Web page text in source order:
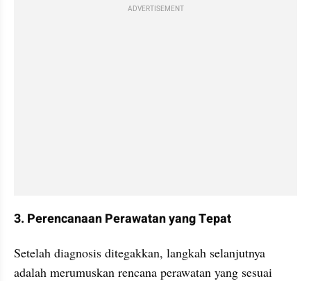
ADVERTISEMENT
3. Perencanaan Perawatan yang Tepat
Setelah diagnosis ditegakkan, langkah selanjutnya
adalah merumuskan rencana perawatan yang sesuai